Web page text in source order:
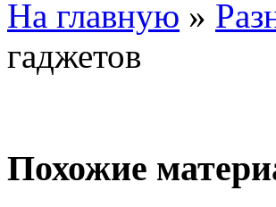
На главную »
гаджетов
Похожие